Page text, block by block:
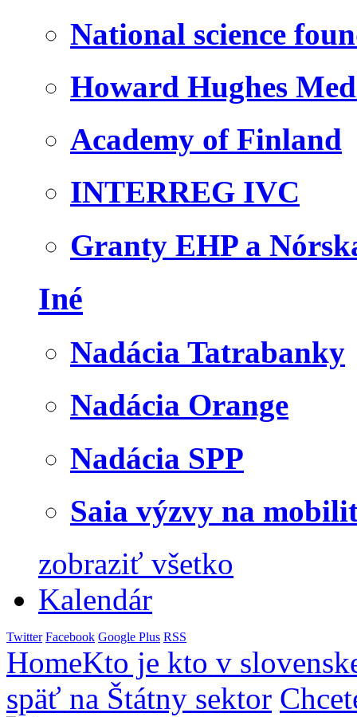
National science
Howard Hughes
Academy of Finland
INTERREG IVC
Granty EHP a
Iné
Nadácia Tatrabanky
Nadácia Orange
Nadácia SPP
Saia výzvy na
zobraziť všetko
Kalendár
Twitter Facebook Google Plus RSS
HomeKto je kto v
späť na Štátny sektor